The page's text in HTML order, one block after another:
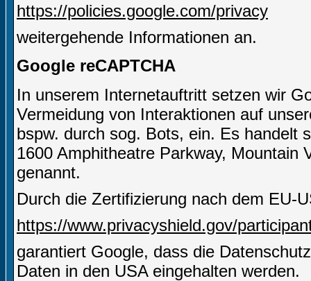
https://policies.google.com/privacy
weitergehende Informationen an.
Google reCAPTCHA
In unserem Internetauftritt setzen wir
Vermeidung von Interaktionen auf
bspw. durch sog. Bots, ein. Es handelt
1600 Amphitheatre Parkway, Mountain
genannt.
Durch die Zertifizierung nach dem EU-
https://www.privacyshield.gov/
garantiert Google, dass die
Daten in den USA eingehalten werden.